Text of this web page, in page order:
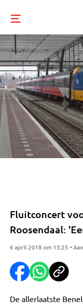
Fluitconcert
Roosendaal:
6 april 2018 om 13:25 •
De allerlaatste